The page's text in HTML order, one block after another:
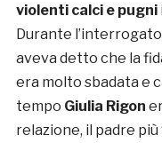
violenti calci e pugni
Durante
aveva detto che la
era molto sbadata e
tempo Giulia Rigon
relazione, il padre